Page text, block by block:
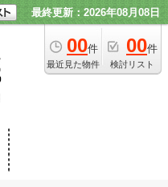
最終更新：2026年08月08日
00件
最近見た物件
00件
検討リスト